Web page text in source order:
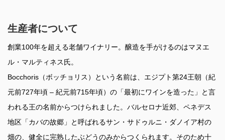
生産者について
創業100年を超える老舗ワイナリー。醸造を手がけるのはマヌエ
ル・マルティネス氏。
Bocchoris（ボッチョリス）という名前は、エジプト第24王朝（紀
元前727年頃 – 紀元前715年頃）の「最初にワインを造った」と言
われる王の名前からつけられました。バルセロナ近郊、ペネデス
地区「カバの故郷」と呼ばれるサン・サドゥルニ・ダノイア村の
畑の、健全に完熟したぶどうのみからつくられます。そのため十